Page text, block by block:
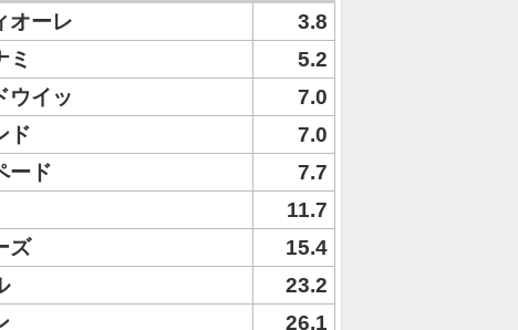
オーレ
3.8
ミ
5.2
ウイッ
7.0
ド
7.0
ード
7.7
11.7
ズ
15.4
23.2
26.1